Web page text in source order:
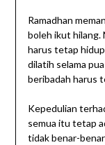
Ramadhan
boleh ikut hilang.
harus tetap
dilatih selama
beribadah harus
Kepedulian
semua itu tetap
tidak benar-